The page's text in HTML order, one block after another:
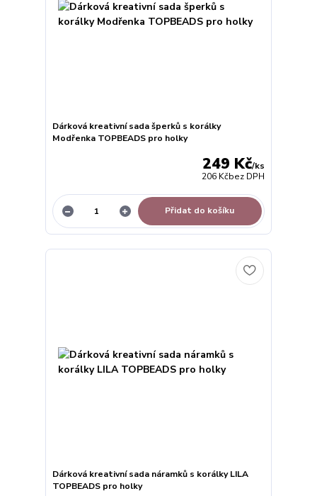
Dárková kreativní sada šperků s korálky
Modřenka TOPBEADS pro holky
249 Kč/ks
206 Kčbez DPH
Přidat do košíku
Dárková kreativní sada náramků s korálky LILA
TOPBEADS pro holky